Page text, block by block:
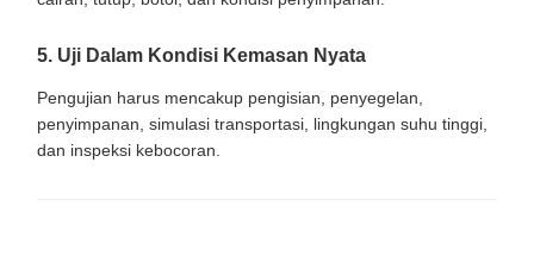
5. Uji Dalam Kondisi Kemasan Nyata
Pengujian harus mencakup pengisian, penyegelan,
penyimpanan, simulasi transportasi, lingkungan suhu tinggi,
dan inspeksi kebocoran.